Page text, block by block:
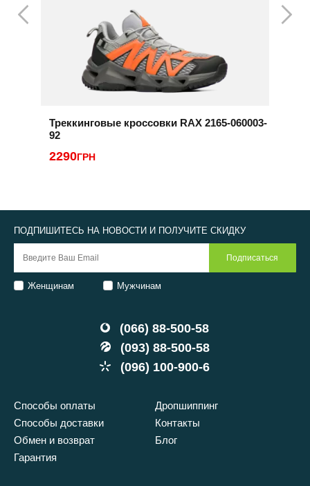
Треккинговые кроссовки RAX 2165-060003-
92
2290ГРН
(066) 88-500-58
(093) 88-500-58
(096) 100-900-6
Способы оплаты
Способы доставки
Обмен и возврат
Гарантия
Дропшиппинг
Контакты
Блог
ПОДПИШИТЕСЬ НА НОВОСТИ И ПОЛУЧИТЕ СКИДКУ
Женщинам Мужчинам